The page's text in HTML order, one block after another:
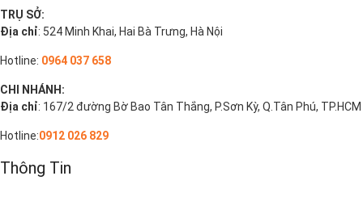
TRỤ SỞ:
Địa chỉ: 524 Minh Khai, Hai Bà Trưng, Hà Nội
Hotline: 0964 037 658
CHI NHÁNH:
Địa chỉ: 167/2 đường Bờ Bao Tân Thắng, P.Sơn Kỳ, Q.Tân Phú, TP.HCM
Hotline:0912 026 829
Thông Tin